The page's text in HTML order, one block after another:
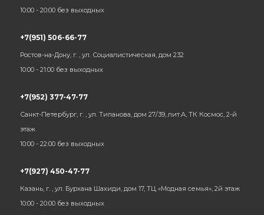
10:00 - 20:00 без выходных
+7(951) 506-66-77
Ростов-на-Дону, г. , ул. Социалистическая, дом 232
10:00 - 21:00 без выходных
+7(952) 377-47-77
Санкт-Петербург, г. , ул. Типанова, дом 27/39, лит.А, ТК Космос, 2-й
этаж
10:00 - 22:00 без выходных
+7(927) 450-47-77
Казань, г. , ул. Бурхана Шахиди, дом 17, ТЦ «Модная семья», 2й этаж
10:00 - 20:00 без выходных